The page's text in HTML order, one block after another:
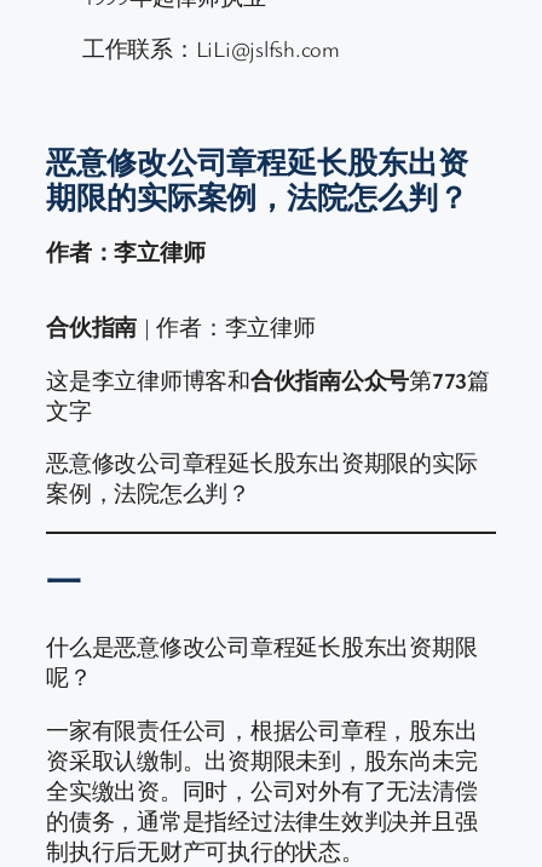
工作联系：LiLi@jslfsh.com
恶意修改公司章程延长股东出资
期限的实际案例，法院怎么判？
作者：李立律师
合伙指南 | 作者：李立律师
这是李立律师博客和合伙指南公众号第773篇
文字
恶意修改公司章程延长股东出资期限的实际
案例，法院怎么判？
一
什么是恶意修改公司章程延长股东出资期限
呢？
一家有限责任公司，根据公司章程，股东出
资采取认缴制。出资期限未到，股东尚未完
全实缴出资。同时，公司对外有了无法清偿
的债务，通常是指经过法律生效判决并且强
制执行后无财产可执行的状态。